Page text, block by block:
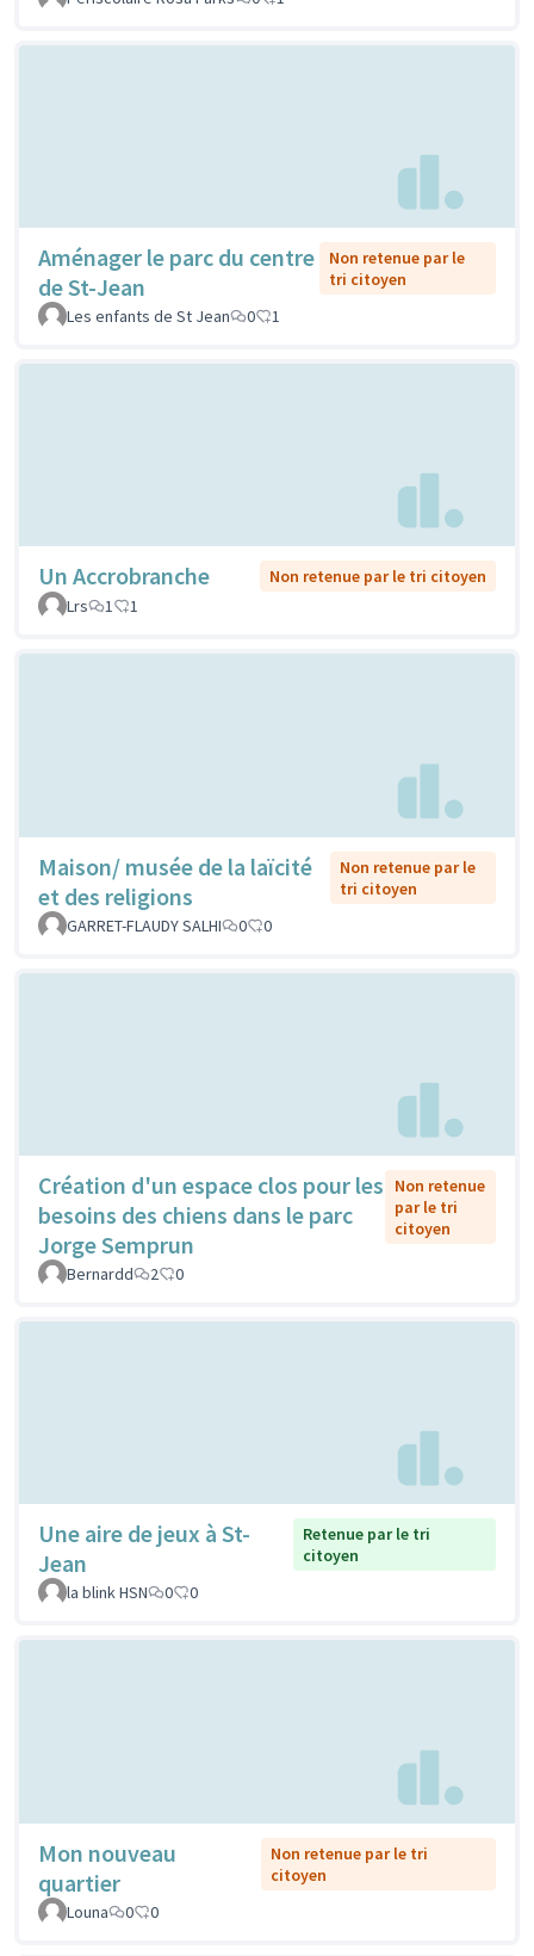
Aménager le parc du centre
de St-Jean
Non retenue par le
tri citoyen
Les enfants de St Jean
0 1
Un Accrobranche
Non retenue par le tri citoyen
Lrs
1 1
Maison/ musée de la laïcité
et des religions
Non retenue par le
tri citoyen
GARRET-FLAUDY SALHI
0 0
Création d'un espace clos pour les
besoins des chiens dans le parc
Jorge Semprun
Non retenue
par le tri
citoyen
Bernardd 2 0
Une aire de jeux à St-
Jean
Retenue par le tri
citoyen
la blink HSN
0 0
Mon nouveau
quartier
Non retenue par le tri
citoyen
Louna
0 0